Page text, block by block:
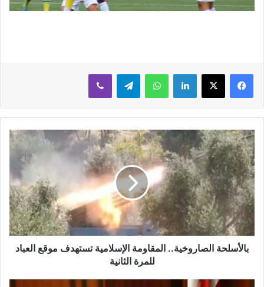
لينكدإن واتساب تيلقرام ڤايبر
بالأسلحة الصاروخية.. المقاومة الإسلامية تستهدف موقع العباد
للمرة الثانية